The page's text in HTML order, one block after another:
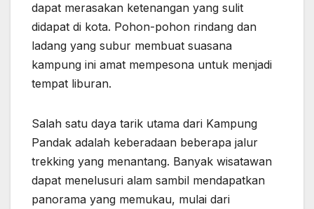
dapat merasakan ketenangan yang sulit
didapat di kota. Pohon-pohon rindang dan
ladang yang subur membuat suasana
kampung ini amat mempesona untuk menjadi
tempat liburan.
Salah satu daya tarik utama dari Kampung
Pandak adalah keberadaan beberapa jalur
trekking yang menantang. Banyak wisatawan
dapat menelusuri alam sambil mendapatkan
panorama yang memukau, mulai dari